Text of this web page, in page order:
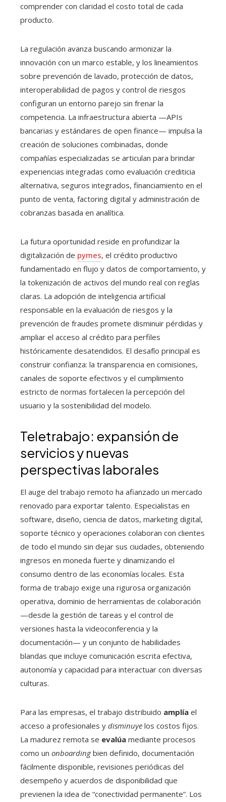
comprender con claridad el costo total de cada
producto.
La regulación avanza buscando armonizar la
innovación con un marco estable, y los lineamientos
sobre prevención de lavado, protección de datos,
interoperabilidad de pagos y control de riesgos
configuran un entorno parejo sin frenar la
competencia. La infraestructura abierta —APIs
bancarias y estándares de open finance— impulsa la
creación de soluciones combinadas, donde
compañías especializadas se articulan para brindar
experiencias integradas como evaluación crediticia
alternativa, seguros integrados, financiamiento en el
punto de venta, factoring digital y administración de
cobranzas basada en analítica.
La futura oportunidad reside en profundizar la
digitalización de pymes, el crédito productivo
fundamentado en flujo y datos de comportamiento, y
la tokenización de activos del mundo real con reglas
claras. La adopción de inteligencia artificial
responsable en la evaluación de riesgos y la
prevención de fraudes promete disminuir pérdidas y
ampliar el acceso al crédito para perfiles
históricamente desatendidos. El desafío principal es
construir confianza: la transparencia en comisiones,
canales de soporte efectivos y el cumplimiento
estricto de normas fortalecen la percepción del
usuario y la sostenibilidad del modelo.
Teletrabajo: expansión de
servicios y nuevas
perspectivas laborales
El auge del trabajo remoto ha afianzado un mercado
renovado para exportar talento. Especialistas en
software, diseño, ciencia de datos, marketing digital,
soporte técnico y operaciones colaboran con clientes
de todo el mundo sin dejar sus ciudades, obteniendo
ingresos en moneda fuerte y dinamizando el
consumo dentro de las economías locales. Esta
forma de trabajo exige una rigurosa organización
operativa, dominio de herramientas de colaboración
—desde la gestión de tareas y el control de
versiones hasta la videoconferencia y la
documentación— y un conjunto de habilidades
blandas que incluye comunicación escrita efectiva,
autonomía y capacidad para interactuar con diversas
culturas.
Para las empresas, el trabajo distribuido amplía el
acceso a profesionales y disminuye los costos fijos.
La madurez remota se evalúa mediante procesos
como un onboardingbien definido, documentación
fácilmente disponible, revisiones periódicas del
desempeño y acuerdos de disponibilidad que
previenen la idea de “conectividad permanente”. Los